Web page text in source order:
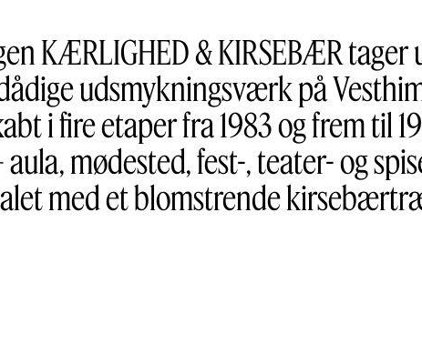
KÆRLIGHED & KIRSEBÆR tager
udsmykningsværk på
i fire etaper fra 1983 og frem til
mødested, fest-, teater- og
med et blomstrende